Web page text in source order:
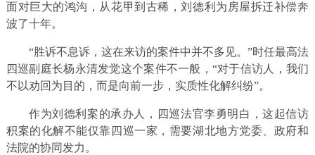
面对巨大的鸿沟，从花甲到古稀，刘德利为房屋拆迁补偿奔
波了十年。
“胜诉不息诉，这在来访的案件中并不多见。”时任最高法
四巡副庭长杨永清发觉这个案件不一般，“对于信访人，我们
不以劝回为目的，而是向前一步，实质性化解纠纷”。
作为刘德利案的承办人，四巡法官李勇明白，这起信访
积案的化解不能仅靠四巡一家，需要湖北地方党委、政府和
法院的协同发力。